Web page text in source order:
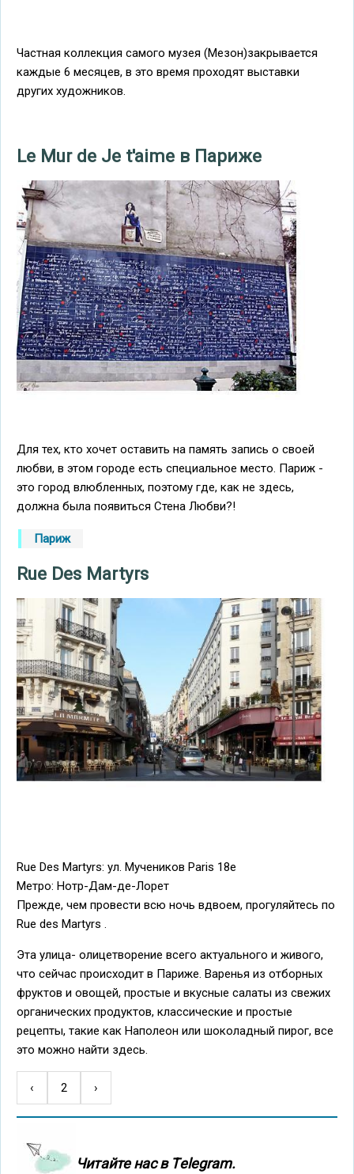
Частная коллекция самого музея (Мезон)закрывается
каждые 6 месяцев, в это время проходят выставки
других художников.
Le Mur de Je t'aime в Париже
Для тех, кто хочет оставить на память запись о своей
любви, в этом городе есть специальное место. Париж -
это город влюбленных, поэтому где, как не здесь,
должна была появиться Стена Любви?!
Париж
Rue Des Martyrs
Rue Des Martyrs: ул. Мучеников Paris 18e
Метро: Нотр-Дам-де-Лорет
Прежде, чем провести всю ночь вдвоем, прогуляйтесь по
Rue des Martyrs .
Эта улица- олицетворение всего актуального и живого,
что сейчас происходит в Париже. Варенья из отборных
фруктов и овощей, простые и вкусные салаты из свежих
органических продуктов, классические и простые
рецепты, такие как Наполеон или шоколадный пирог, все
это можно найти здесь.
Нумерация
страниц
←
‹ 2
Следующая
страница
›
Читайте нас в Тelegram.